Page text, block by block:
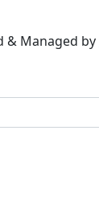
& Managed by